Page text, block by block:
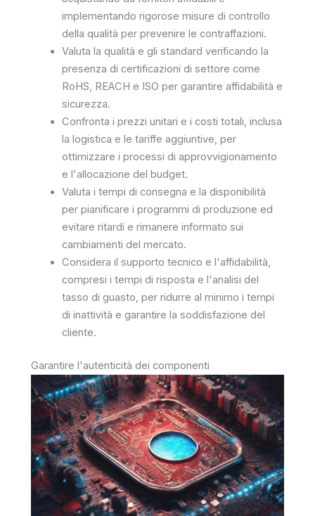
implementando rigorose misure di controllo
della qualità per prevenire le contraffazioni.
Valuta la qualità e gli standard verificando la
presenza di certificazioni di settore come
RoHS, REACH e ISO per garantire affidabilità e
sicurezza.
Confronta i prezzi unitari e i costi totali, inclusa
la logistica e le tariffe aggiuntive, per
ottimizzare i processi di approvvigionamento
e l'allocazione del budget.
Valuta i tempi di consegna e la disponibilità
per pianificare i programmi di produzione ed
evitare ritardi e rimanere informato sui
cambiamenti del mercato.
Considera il supporto tecnico e l'affidabilità,
compresi i tempi di risposta e l'analisi del
tasso di guasto, per ridurre al minimo i tempi
di inattività e garantire la soddisfazione del
cliente.
Garantire l'autenticità dei componenti